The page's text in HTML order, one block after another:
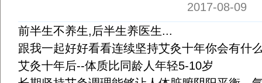
2017-08-09
前半生不养生,后半生养医生...
跟我一起好好看看连续坚持艾灸十年你会有什
艾灸十年后--体质比同龄人年轻5-10岁